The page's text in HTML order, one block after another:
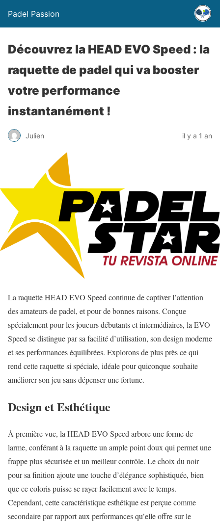
Padel Passion
Découvrez la HEAD EVO Speed : la
raquette de padel qui va booster
votre performance
instantanément !
Julien il y a 1 an
La raquette HEAD EVO Speed continue de captiver l’attention
des amateurs de padel, et pour de bonnes raisons. Conçue
spécialement pour les joueurs débutants et intermédiaires, la EVO
Speed se distingue par sa facilité d’utilisation, son design moderne
et ses performances équilibrées. Explorons de plus près ce qui
rend cette raquette si spéciale, idéale pour quiconque souhaite
améliorer son jeu sans dépenser une fortune.
Design et Esthétique
À première vue, la HEAD EVO Speed arbore une forme de
larme, conférant à la raquette un ample point doux qui permet une
frappe plus sécurisée et un meilleur contrôle. Le choix du noir
pour sa finition ajoute une touche d’élégance sophistiquée, bien
que ce coloris puisse se rayer facilement avec le temps.
Cependant, cette caractéristique esthétique est perçue comme
secondaire par rapport aux performances qu’elle offre sur le